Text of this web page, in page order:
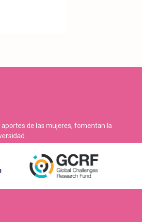
de las mujeres, fomentan la